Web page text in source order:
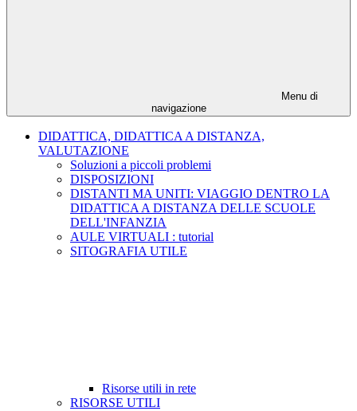
Menu di
navigazione
DIDATTICA, DIDATTICA A DISTANZA,
VALUTAZIONE
Soluzioni a piccoli problemi
DISPOSIZIONI
DISTANTI MA UNITI: VIAGGIO DENTRO LA
DIDATTICA A DISTANZA DELLE SCUOLE
DELL'INFANZIA
AULE VIRTUALI : tutorial
SITOGRAFIA UTILE
Risorse utili in rete
RISORSE UTILI